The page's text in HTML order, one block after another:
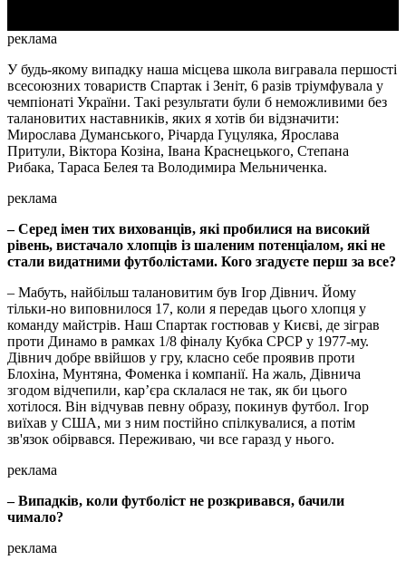
реклама
У будь-якому випадку наша місцева школа вигравала першості
всесоюзних товариств Спартак і Зеніт, 6 разів тріумфувала у
чемпіонаті України. Такі результати були б неможливими без
талановитих наставників, яких я хотів би відзначити:
Мирослава Думанського, Річарда Гуцуляка, Ярослава
Притули, Віктора Козіна, Івана Краснецького, Степана
Рибака, Тараса Белея та Володимира Мельниченка.
реклама
– Серед імен тих вихованців, які пробилися на високий
рівень, вистачало хлопців із шаленим потенціалом, які не
стали видатними футболістами. Кого згадуєте перш за все?
– Мабуть, найбільш талановитим був Ігор Дівнич. Йому
тільки-но виповнилося 17, коли я передав цього хлопця у
команду майстрів. Наш Спартак гостював у Києві, де зіграв
проти Динамо в рамках 1/8 фіналу Кубка СРСР у 1977-му.
Дівнич добре ввійшов у гру, класно себе проявив проти
Блохіна, Мунтяна, Фоменка і компанії. На жаль, Дівнича
згодом відчепили, кар’єра склалася не так, як би цього
хотілося. Він відчував певну образу, покинув футбол. Ігор
виїхав у США, ми з ним постійно спілкувалися, а потім
зв'язок обірвався. Переживаю, чи все гаразд у нього.
реклама
– Випадків, коли футболіст не розкривався, бачили
чимало?
реклама